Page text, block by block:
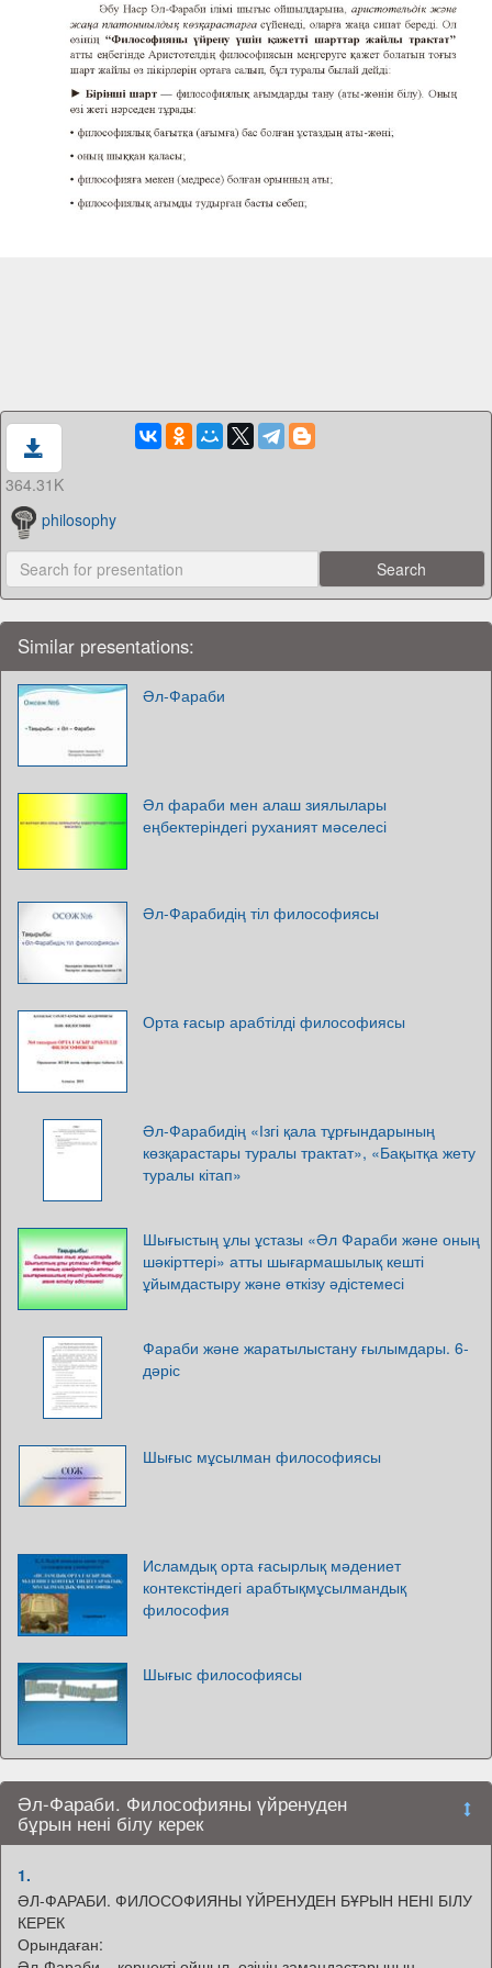
364.31K
philosophy
Similar presentations:
Әл-Фараби
Әл фараби мен алаш зиялылары
еңбектеріндегі руханият мәселесі
Әл-Фарабидің тіл философиясы
Орта ғасыр арабтілді философиясы
Әл-Фарабидің «Ізгі қала тұрғындарының
көзқарастары туралы трактат», «Бақытқа жету
туралы кітап»
Шығыстың ұлы ұстазы «Әл Фараби және оның
шәкірттері» атты шығармашылық кешті
ұйымдастыру және өткізу әдістемесі
Фараби және жаратылыстану ғылымдары. 6-
дәріс
Шығыс мұсылман философиясы
Исламдық орта ғасырлық мәдениет
контекстіндегі арабтықмұсылмандық
философия
Шығыс философиясы
Әл-Фараби. Философияны үйренуден
бұрын нені білу керек
1.
ӘЛ-ФАРАБИ. ФИЛОСОФИЯНЫ ҮЙРЕНУДЕН БҰРЫН НЕНІ БІЛУ
КЕРЕК
Орындаған: